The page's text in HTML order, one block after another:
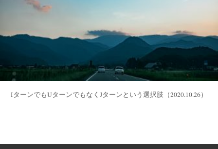
IターンでもUターンでもなくJターンという選択肢 （2020.10.26）